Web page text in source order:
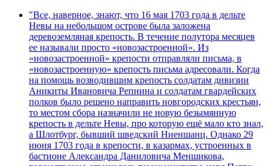
"Все, наверное, знают, что 16 мая 1703 года в дельте
Невы на небольшом острове была заложена
деревоземляная крепость. В течение полутора месяцев
ее называли просто «новозастроенной». Из
«новозастроенной» крепости отправляли письма, в
«новозастроенную» крепость письма адресовали. Когда
на помощь возводившим крепость солдатам дивизии
Аникиты Ивановича Репнина и солдатам гвардейских
полков было решено направить новгородских крестьян,
то местом сбора назначили не новую безымянную
крепость в дельте Невы, про которую ещё мало кто знал,
а Шлотбург, бывший шведский Ниеншанц. Однако 29
июня 1703 года в крепости, в казармах, устроенных в
бастионе Александра Даниловича Меншикова,